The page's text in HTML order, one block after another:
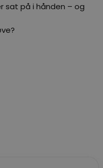
sat på i hånden – og